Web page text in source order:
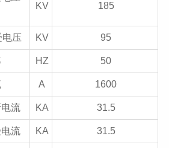
KV 185
电压 KV 95
HZ 50
A 1600
流 KA 31.5
流 KA 31.5